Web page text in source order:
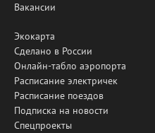
Вакансии
Экокарта
Сделано в России
Онлайн-табло аэропорта
Расписание электричек
Расписание поездов
Подписка на новости
Спецпроекты